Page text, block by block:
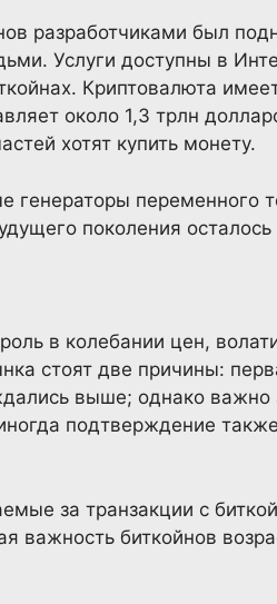
разработчиками был
Услуги доступны в
Криптовалюта
около 1,3 трлн
хотят купить монету.
генераторы переменного
поколения
в колебании цен,
стоят две причины:
выше; однако важно
подтверждение
за транзакции с
важность биткойнов